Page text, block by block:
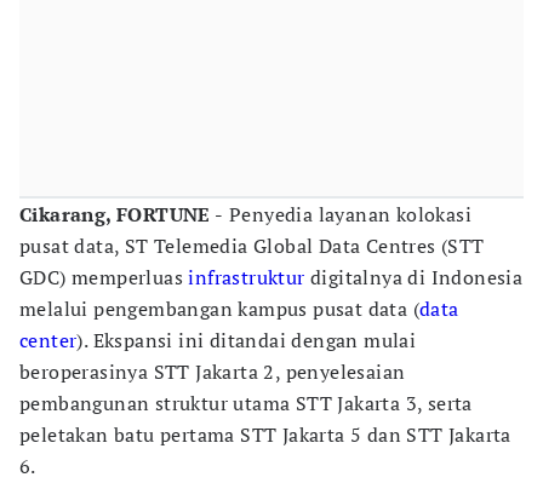
Cikarang, FORTUNE - Penyedia layanan kolokasi
pusat data, ST Telemedia Global Data Centres (STT
GDC) memperluasinfrastruktur digitalnya di Indonesia
melalui pengembangan kampus pusat data (data
center). Ekspansi ini ditandai dengan mulai
beroperasinya STT Jakarta 2, penyelesaian
pembangunan struktur utama STT Jakarta 3, serta
peletakan batu pertama STT Jakarta 5 dan STT Jakarta
6.